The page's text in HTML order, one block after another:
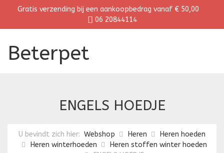
Gratis verzending bij een aankoopbedrag vanaf € 50,00
06 20844114
Beterpet
ENGELS HOEDJE
U bevindt zich hier: Webshop Heren
Heren hoeden
Heren winterhoeden
Heren stoffen winter hoeden